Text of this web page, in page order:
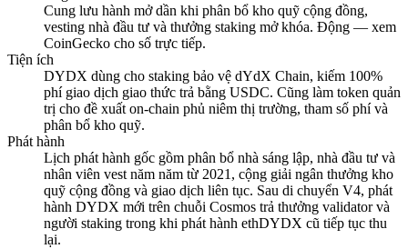
Cung lưu hành mở dần khi phân bổ kho quỹ cộng đồng,
vesting nhà đầu tư và thưởng staking mở khóa. Động — xem
CoinGecko cho số trực tiếp.
Tiện ích
DYDX dùng cho staking bảo vệ dYdX Chain, kiếm 100%
phí giao dịch giao thức trả bằng USDC. Cũng làm token quản
trị cho đề xuất on-chain phủ niêm thị trường, tham số phí và
phân bổ kho quỹ.
Phát hành
Lịch phát hành gốc gồm phân bổ nhà sáng lập, nhà đầu tư và
nhân viên vest năm năm từ 2021, cộng giải ngân thưởng kho
quỹ cộng đồng và giao dịch liên tục. Sau di chuyển V4, phát
hành DYDX mới trên chuỗi Cosmos trả thưởng validator và
người staking trong khi phát hành ethDYDX cũ tiếp tục thu
lại.